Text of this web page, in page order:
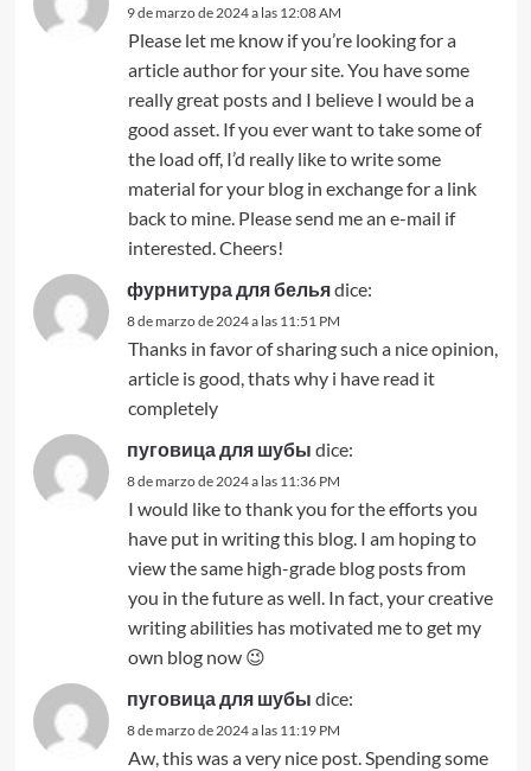
9 de marzo de 2024 a las 12:08 AM
Please let me know if you’re looking for a
article author for your site. You have some
really great posts and I believe I would be a
good asset. If you ever want to take some of
the load off, I’d really like to write some
material for your blog in exchange for a link
back to mine. Please send me an e-mail if
interested. Cheers!
фурнитура для бельяdice:
8 de marzo de 2024 a las 11:51 PM
Thanks in favor of sharing such a nice opinion,
article is good, thats why i have read it
completely
пуговица для шубы dice:
8 de marzo de 2024 a las 11:36 PM
I would like to thank you for the efforts you
have put in writing this blog. I am hoping to
view the same high-grade blog posts from
you in the future as well. In fact, your creative
writing abilities has motivated me to get my
own blog now 😉
пуговица для шубы dice:
8 de marzo de 2024 a las 11:19 PM
Aw, this was a very nice post. Spending some